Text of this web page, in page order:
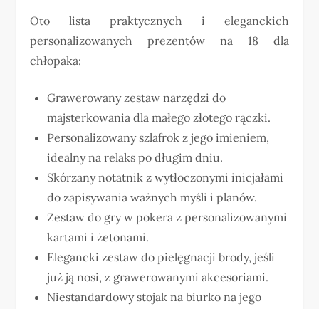
Oto lista praktycznych i eleganckich
personalizowanych prezentów na 18 dla
chłopaka:
Grawerowany zestaw narzędzi do
majsterkowania dla małego złotego rączki.
Personalizowany szlafrok z jego imieniem,
idealny na relaks po długim dniu.
Skórzany notatnik z wytłoczonymi inicjałami
do zapisywania ważnych myśli i planów.
Zestaw do gry w pokera z personalizowanymi
kartami i żetonami.
Elegancki zestaw do pielęgnacji brody, jeśli
już ją nosi, z grawerowanymi akcesoriami.
Niestandardowy stojak na biurko na jego